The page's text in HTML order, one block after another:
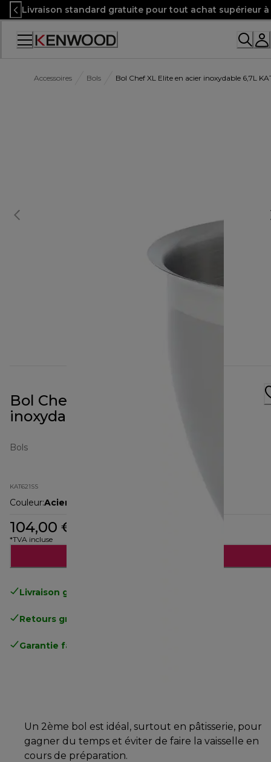
Skip
to
Content
Livraison standard gratuite pour tout achat supérieur
Accessoires Bols Bol Chef XL Elite en acier inoxydable 6,7L
Bol Chef XL Elite en acier
inoxydable 6,7L KAT621SS
Bols
KAT621SS
Couleur:Acier inoxydable / argenté
104,00 €
*TVA incluse
Livraison gratuite
Retours gratuits
Garantie fabricant complète
Un 2ème bol est idéal, surtout en pâtisserie, pour
gagner du temps et éviter de faire la vaisselle en
cours de préparation.